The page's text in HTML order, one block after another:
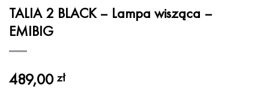
TALIA 2 BLACK – Lampa wisząca –
EMIBIG
489,00zł